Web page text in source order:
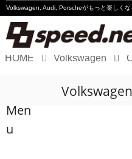
Volkswagen, Audi, Porscheがもっと楽しく
HOME Volkswagen
Men
u